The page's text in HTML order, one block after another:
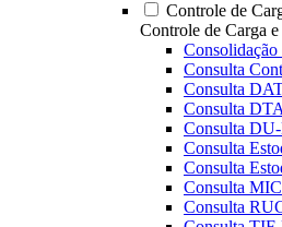
Controle de
Controle de Carga
Consolidação
Consulta
Consulta
Consulta
Consulta
Consulta
Consulta
Consulta MIC
Consulta